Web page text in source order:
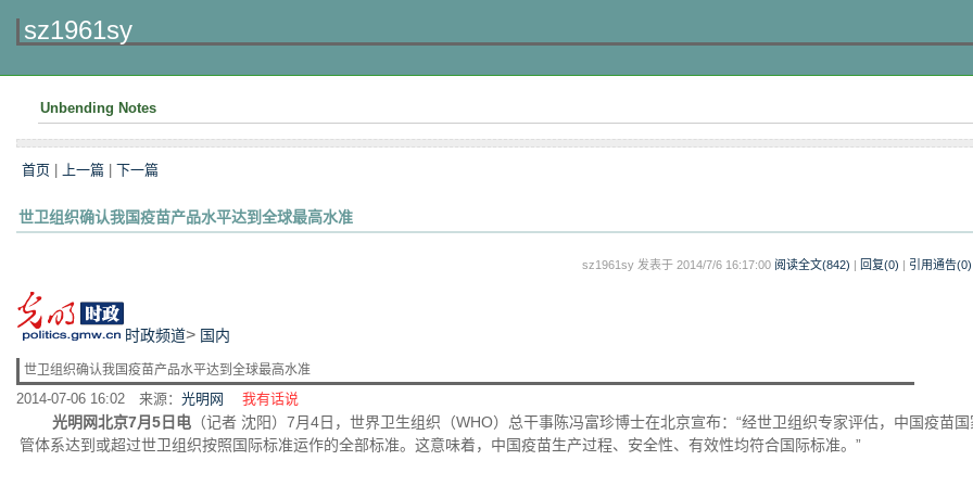
sz1961sy
Unbending Notes
首页 上一篇 下一篇
世卫组织确认我国疫苗产品水平达到全球最高水准
sz1961sy 发表于 2014/7/6 16:17:00 阅读全文(842) 回复(0) 引用通告(0)
时政频道> 国内
世卫组织确认我国疫苗产品水平达到全球最高水准
2014-07-06 16:02 来源： 光明网 我有话说
光明网北京7月5日电 （记者 沈阳）7月4日，世界卫生组织（WHO）总干事陈冯富珍博士在北京宣布：“经世卫组织专家评估，中国疫苗
管体系达到或超过世卫组织按照国际标准运作的全部标准。这意味着，中国疫苗生产过程、安全性、有效性均符合国际标准。”